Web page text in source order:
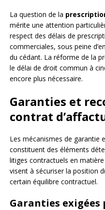
La question de la
mérite une attention
respect des délais de
commerciales, sous peine
du cédant. La réforme de la
le délai de droit commun à
encore plus nécessaire.
Garanties et
contrat
Les mécanismes de garantie
constituent des éléments
litiges contractuels en
visent à sécuriser la position
certain équilibre contractuel.
Garanties